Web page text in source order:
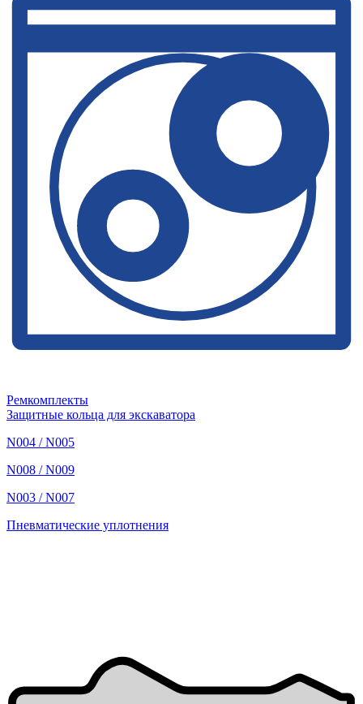
Ремкомплекты
Защитные кольца для экскаватора
N004 / N005
N008 / N009
N003 / N007
Пневматические уплотнения